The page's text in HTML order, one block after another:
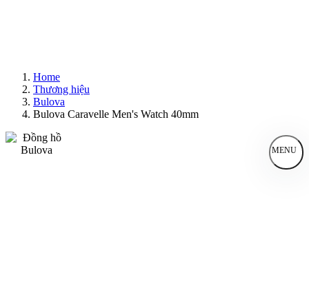
Home
Thương hiệu
Bulova
Bulova Caravelle Men's Watch 40mm
MENU